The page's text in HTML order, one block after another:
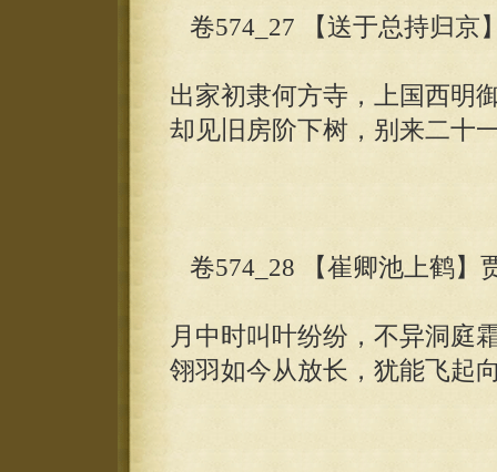
卷574_27 【送于总持归京
出家初隶何方寺，上国西明
却见旧房阶下树，别来二十
卷574_28 【崔卿池上鹤】
月中时叫叶纷纷，不异洞庭
翎羽如今从放长，犹能飞起